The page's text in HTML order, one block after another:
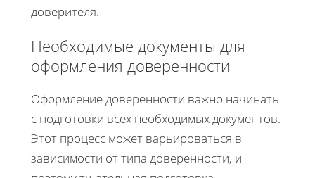
доверителя.
Необходимые документы для
оформления доверенности
Оформление доверенности важно начинать
с подготовки всех необходимых документов.
Этот процесс может варьироваться в
зависимости от типа доверенности, и